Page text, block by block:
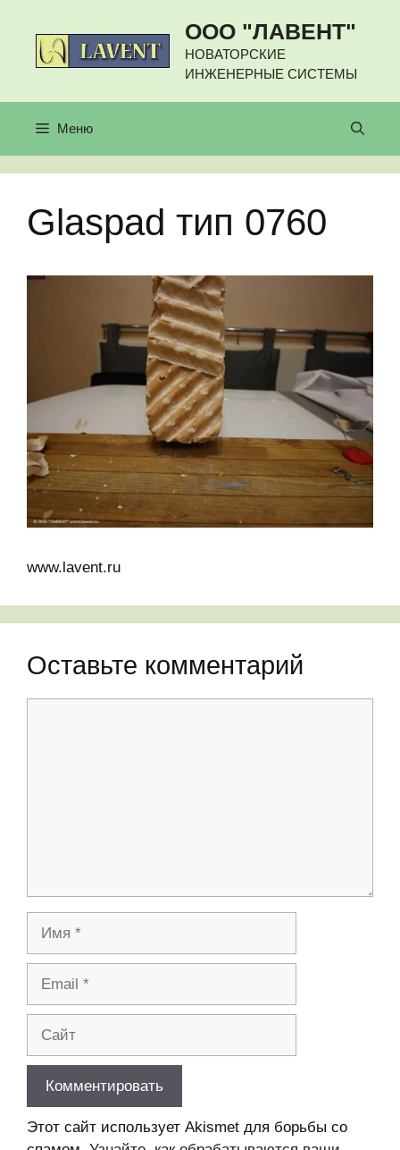
содержимому
ООО "ЛАВЕНТ"
НОВАТОРСКИЕ
ИНЖЕНЕРНЫЕ СИСТЕМЫ
Меню
Glaspad тип 0760
www.lavent.ru
Оставьте комментарий
Этот сайт использует Akismet для борьбы со